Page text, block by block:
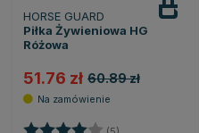
HORSE GUARD
Piłka Żywieniowa HG
Różowa
51.76 zł 60.89 zł
Ocena: 4.0 na 5